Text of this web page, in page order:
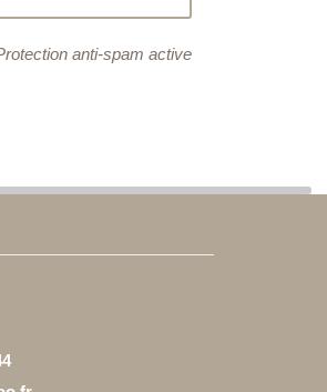
anti-spam active